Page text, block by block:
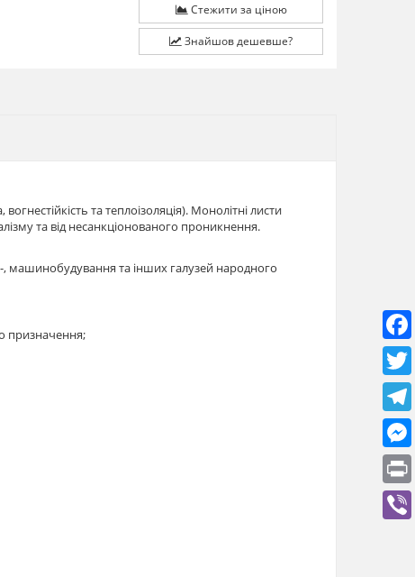
Стежити за ціною
Знайшов дешевше?
та теплоізоляція). Монолітні листи
та від несанкціонованого проникнення.
, машинобудування та інших галузей народного
призначення;